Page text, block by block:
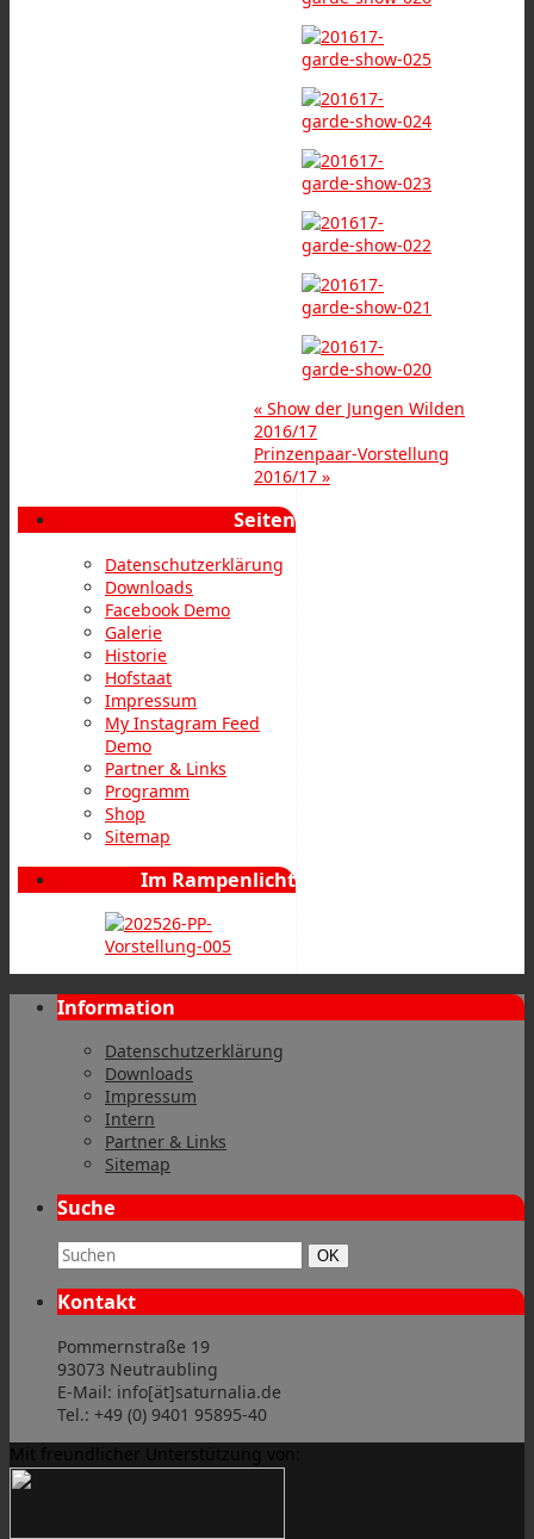
« Show der Jungen Wilden
2016/17
Prinzenpaar-Vorstellung
2016/17 »
Seiten
Datenschutzerklärung
Downloads
Facebook Demo
Galerie
Historie
Hofstaat
Impressum
My Instagram Feed
Demo
Partner & Links
Programm
Shop
Sitemap
Im Rampenlicht
Information
Datenschutzerklärung
Downloads
Impressum
Intern
Partner & Links
Sitemap
Suche
Suchbegriff: Suchen
OK
Kontakt
Pommernstraße 19
93073 Neutraubling
E-Mail: info[ät]saturnalia.de
Tel.: +49 (0) 9401 95895-40